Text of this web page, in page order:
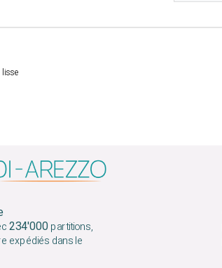
234'000partitions,
expédiés dans le